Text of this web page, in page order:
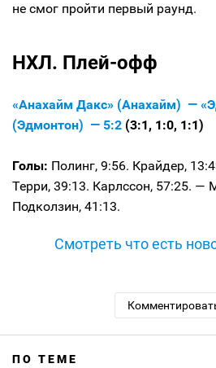
не смог пройти первый раунд.
НХЛ. Плей-офф
«Анахайм Дакс» (Анахайм) —
(Эдмонтон) — 5:2 (3:1, 1:0, 1:1)
Голы: Полинг, 9:56. Крайдер,
Терри, 39:13. Карлссон, 57:25. —
Подколзин, 41:13.
Смотреть что есть
ПО ТЕМЕ